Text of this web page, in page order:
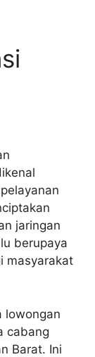
jaringan
berupaya
masyarakat
lowongan
cabang
Barat. Ini